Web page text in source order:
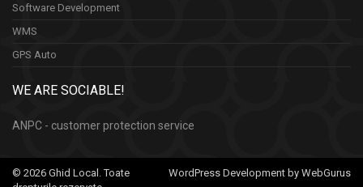
Software Development
WMS
GPS Auto
WE ARE SOCIABLE!
ANPC - customer protection service
WordPress Development by WebGurus
© 2026 Ghid Local. Toate